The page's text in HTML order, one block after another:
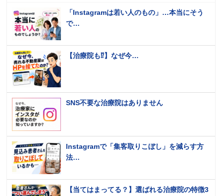
「Instagramは若い人のもの」…本当にそう
で…
【治療院も⁉️】なぜ今…
SNS不要な治療院はありません
Instagramで「集客取りこぼし」を減らす方
法…
【当てはまってる？】選ばれる治療院の特徴3